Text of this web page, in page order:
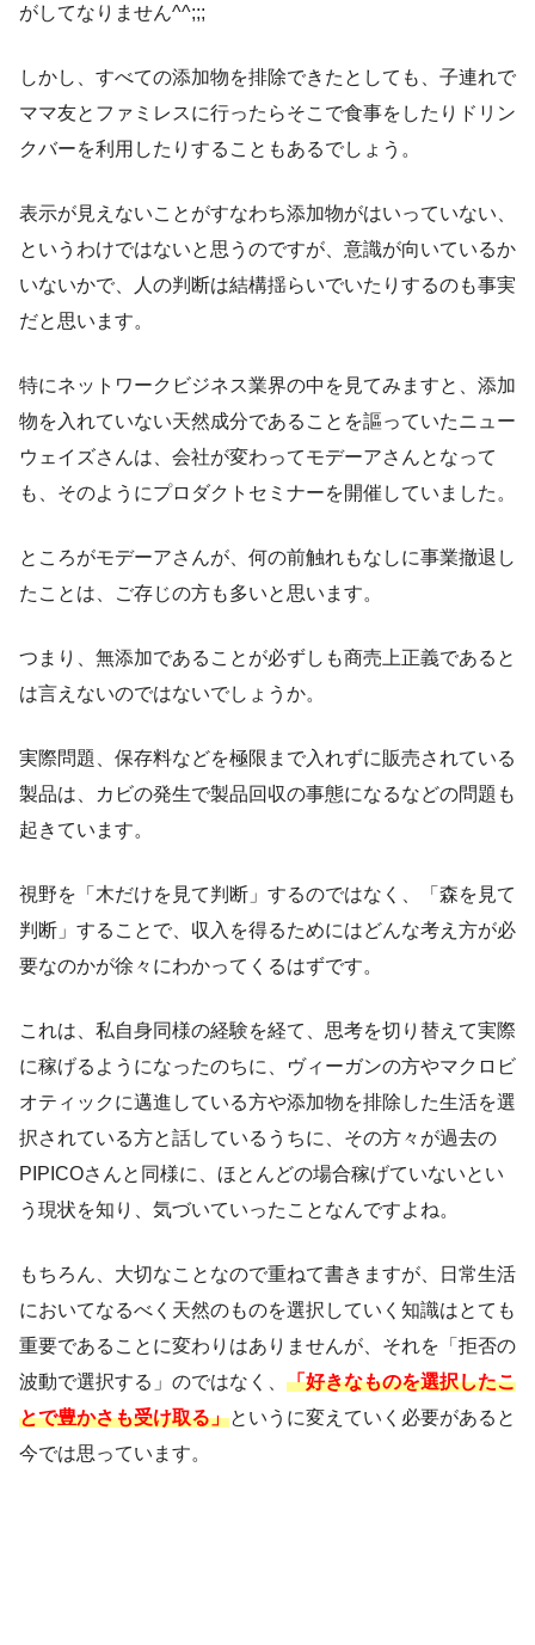
がしてなりません^^;;;
しかし、すべての添加物を排除できたとしても、子連れで
ママ友とファミレスに行ったらそこで食事をしたりドリン
クバーを利用したりすることもあるでしょう。
表示が見えないことがすなわち添加物がはいっていない、
というわけではないと思うのですが、意識が向いているか
いないかで、人の判断は結構揺らいでいたりするのも事実
だと思います。
特にネットワークビジネス業界の中を見てみますと、添加
物を入れていない天然成分であることを謳っていたニュー
ウェイズさんは、会社が変わってモデーアさんとなって
も、そのようにプロダクトセミナーを開催していました。
ところがモデーアさんが、何の前触れもなしに事業撤退し
たことは、ご存じの方も多いと思います。
つまり、無添加であることが必ずしも商売上正義であると
は言えないのではないでしょうか。
実際問題、保存料などを極限まで入れずに販売されている
製品は、カビの発生で製品回収の事態になるなどの問題も
起きています。
視野を「木だけを見て判断」するのではなく、「森を見て
判断」することで、収入を得るためにはどんな考え方が必
要なのかが徐々にわかってくるはずです。
これは、私自身同様の経験を経て、思考を切り替えて実際
に稼げるようになったのちに、ヴィーガンの方やマクロビ
オティックに邁進している方や添加物を排除した生活を選
択されている方と話しているうちに、その方々が過去の
PIPICOさんと同様に、ほとんどの場合稼げていないとい
う現状を知り、気づいていったことなんですよね。
もちろん、大切なことなので重ねて書きますが、日常生活
においてなるべく天然のものを選択していく知識はとても
重要であることに変わりはありませんが、それを「拒否の
波動で選択する」のではなく、 「好きなものを選択したこ
とで豊かさも受け取る」というに変えていく必要があると
今では思っています。